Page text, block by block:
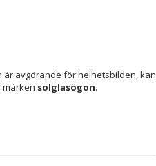
är avgörande för helhetsbilden, kan
märken solglasögon.